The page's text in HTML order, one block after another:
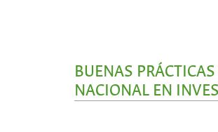
BUENAS
NACIONAL EN